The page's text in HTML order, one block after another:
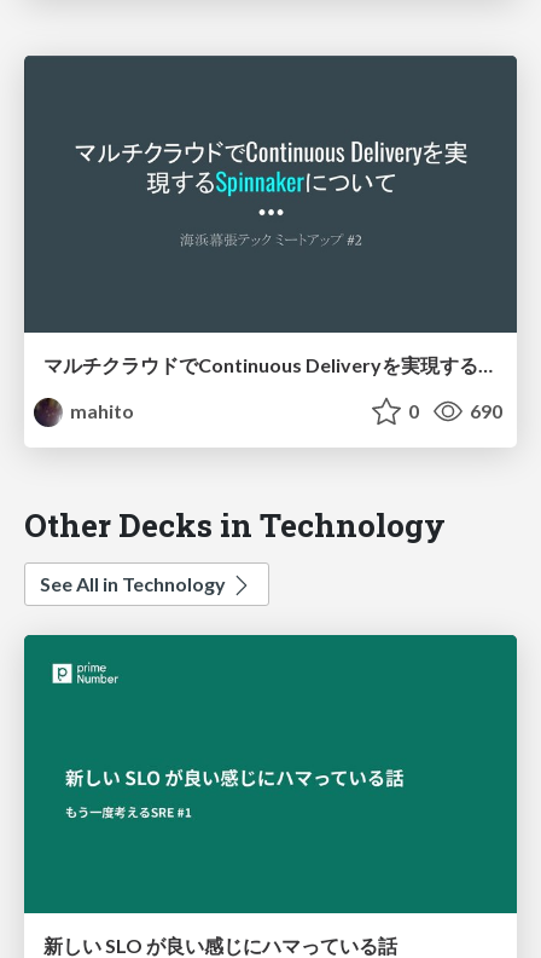
マルチクラウドでContinuous Deliveryを実現するSpinnakerについて / Introduction of Spinnaker
mahito
0 690
Other Decks in Technology
See All in Technology
新しい SLO が良い感じにハマっている話